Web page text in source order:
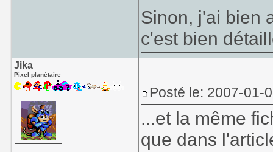
Sinon, j'ai bien
c'est bien
Jika
Pixel planétaire
Posté le: 2007-01-
...et la même
que dans